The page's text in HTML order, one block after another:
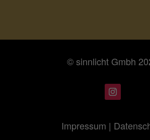
© sinnlicht Gmbh
Impressum |